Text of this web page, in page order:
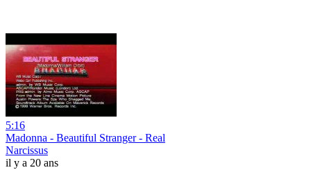
5:16
Madonna - Beautiful Stranger - Real
Narcissus
il y a 20 ans